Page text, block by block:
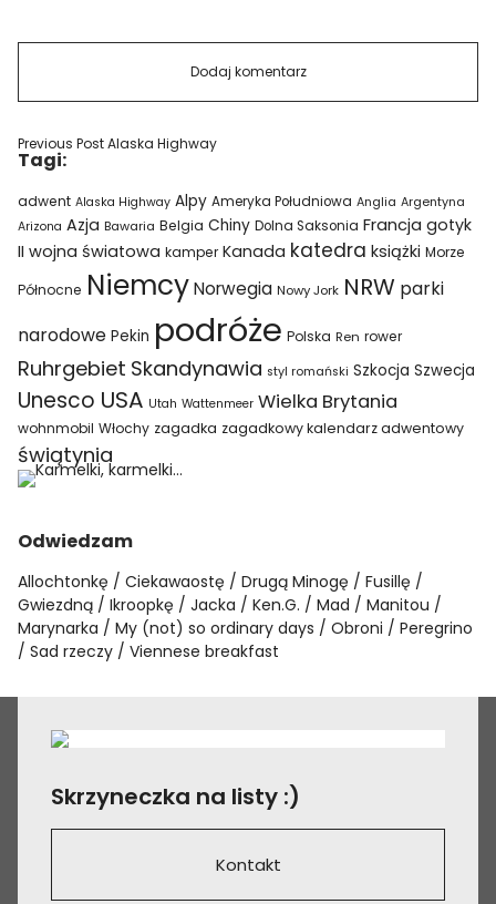
Previous PostAlaska Highway
Tagi:
adwent Alaska Highway Alpy Ameryka Południowa Anglia Argentyna
Arizona Azja Bawaria Belgia Chiny Dolna Saksonia Francja gotyk
II wojna światowa kamper Kanada katedra książki Morze
Północne Niemcy Norwegia Nowy Jork NRW parki
narodowe Pekin podróże Polska Ren rower
Ruhrgebiet Skandynawia styl romański Szkocja Szwecja
Unesco USA Utah Wattenmeer Wielka Brytania
wohnmobil Włochy zagadka zagadkowy kalendarz adwentowy
świątynia
Odwiedzam
Allochtonkę Ciekawaostę Drugą Minogę
Fusillę
Gwiezdną
Ikroopkę Jacka Ken.G. Mad
Manitou
Marynarka
My (not) so ordinary days Obroni
Peregrino
Sad rzeczy
Viennese breakfast
Skrzyneczka na listy :)
Kontakt